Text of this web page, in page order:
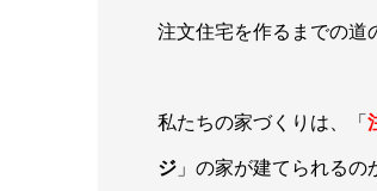
注文住宅を作るまでの道
私たちの家づくりは、「
ジ 」の家が建てられるの